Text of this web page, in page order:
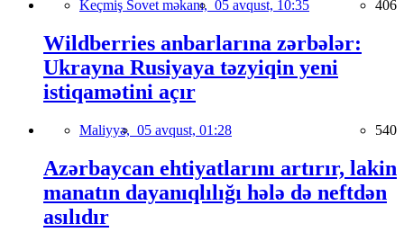
Keçmiş Sovet məkanı, 05 avqust, 10:35 406
Wildberries anbarlarına zərbələr:
Ukrayna Rusiyaya təzyiqin yeni
istiqamətini açır
Maliyyə, 05 avqust, 01:28 540
Azərbaycan ehtiyatlarını artırır, lakin
manatın dayanıqlılığı hələ də neftdən
asılıdır